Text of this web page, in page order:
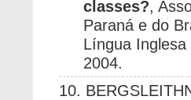
classes?,
Paraná e do
Língua
2004.
10.